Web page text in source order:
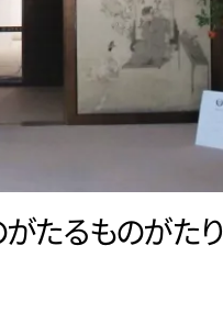
がたるものがたり